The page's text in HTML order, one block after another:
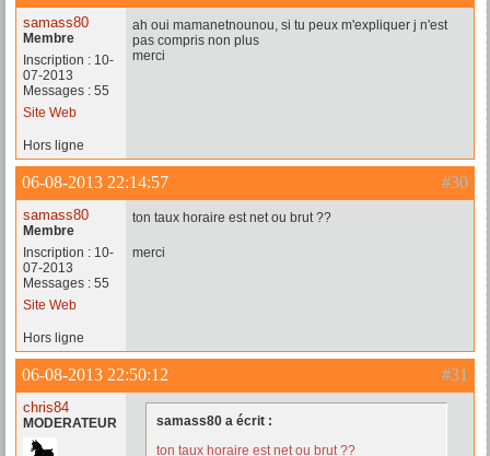
samass80
Membre
Inscription : 10-
07-2013
Messages : 55
Site Web
ah oui mamanetnounou, si tu peux m'expliquer j n'est
pas compris non plus
merci
Hors ligne
#30
06-08-2013 22:14:57
samass80
Membre
Inscription : 10-
07-2013
Messages : 55
Site Web
ton taux horaire est net ou brut ??
merci
Hors ligne
#31
06-08-2013 22:50:12
chris84
MODERATEUR
samass80 a écrit :
ton taux horaire est net ou brut ??